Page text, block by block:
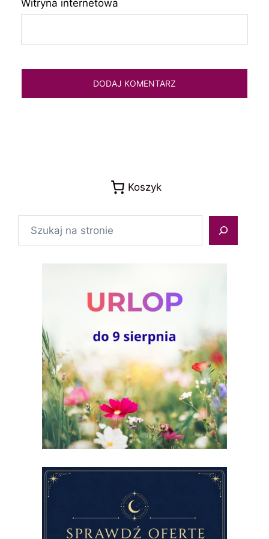
Witryna internetowa
Koszyk
Szukaj